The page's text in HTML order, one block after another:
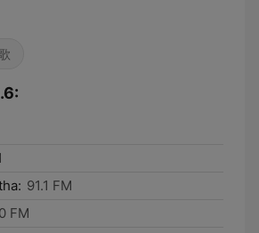
91.1 FM
FM